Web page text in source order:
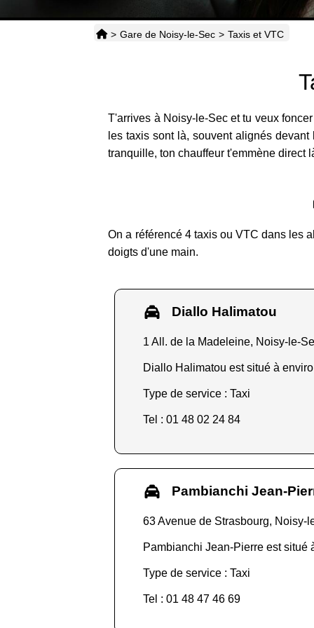
> Gare de Noisy-le-Sec > Taxis et VTC
T'arrives à Noisy-le-Sec et tu veux
les taxis sont là, souvent alignés
tranquille, ton chauffeur t'emmène direct
On a référencé 4 taxis ou VTC dans les
doigts d'une main.
Diallo Halimatou
1 All. de la Madeleine, Noisy-le-
Diallo Halimatou est situé à
Type de service : Taxi
Tel : 01 48 02 24 84
Pambianchi Jean-
63 Avenue de Strasbourg, Noisy-
Pambianchi Jean-Pierre est situé
Type de service : Taxi
Tel : 01 48 47 46 69